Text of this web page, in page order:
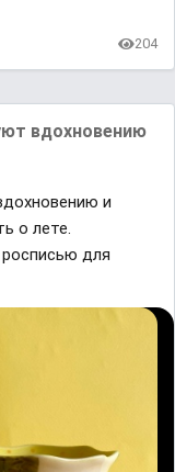
204
вдохновению
и
о лете.
для